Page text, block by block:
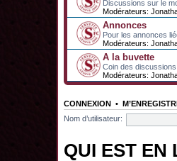
Discussions sur le
Modérateurs:
Annonces
Pour les annonces
Modérateurs:
A la buvette
Coin des
Modérateurs:
CONNEXION •
Nom d’utilisateur:
QUI EST EN